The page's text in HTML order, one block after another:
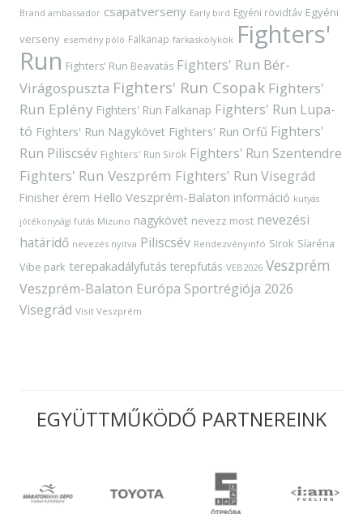
Brand ambassador csapatverseny Early bird Egyéni rövidtáv Egyéni
verseny esemény póló Falkanap farkaskölykök Fighters'
Run Fighters' Run Beavatás Fighters' Run Bér-
Virágospuszta Fighters' Run Csopak Fighters'
Run Eplény Fighters' Run Falkanap Fighters' Run Lupa-
tó Fighters' Run Nagykövet Fighters' Run Orfű Fighters'
Run Piliscsév Fighters' Run Sirok Fighters' Run Szentendre
Fighters' Run Veszprém Fighters' Run Visegrád
Finisher érem Hello Veszprém-Balaton információ kutyás
jótékonysági futás Mizuno nagykövet nevezz most nevezési
határidő nevezés nyitva Piliscsév Rendezvényinfó Sirok Síaréna
Vibe park terepakadályfutás terepfutás VEB2026 Veszprém
Veszprém-Balaton Európa Sportrégiója 2026
Visegrád Visit Veszprém
EGYÜTTMŰKÖDŐ PARTNEREINK